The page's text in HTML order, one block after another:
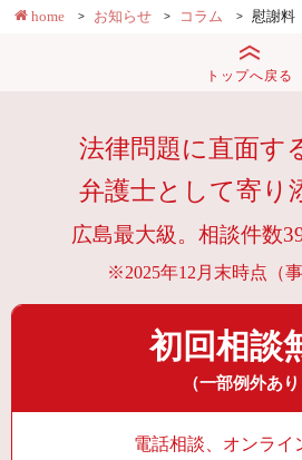
home お知らせ コラム 慰謝料
トップへ戻る
法律問題に直面す
弁護士として寄り
広島最大級。相談件数
※2025年12月末時点（事
初回相談
（一部例外あり
電話相談、オンライ